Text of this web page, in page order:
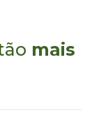
mais